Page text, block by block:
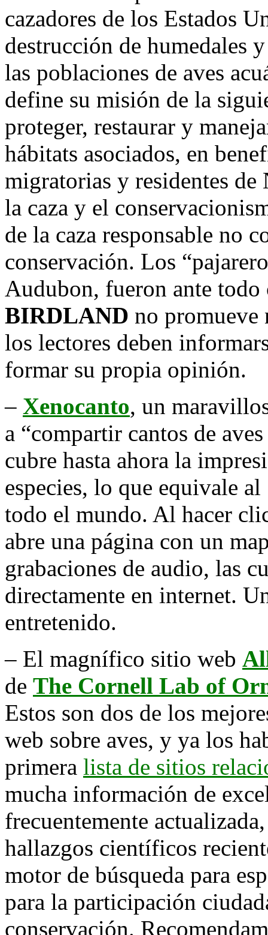
cazadores de los Estados
destrucción de humedales
las poblaciones de aves
define su misión de la
proteger, restaurar y
hábitats asociados, en
migratorias y residentes
la caza y el
de la caza responsable no
conservación. Los
Audubon, fueron ante todo
BIRDLAND no promueve
los lectores deben
formar su propia opinión.
– Xenocanto, un
a “compartir cantos de
cubre hasta ahora la
especies, lo que equivale
todo el mundo. Al hacer
abre una página con un
grabaciones de audio, las
directamente en internet.
entretenido.
– El magnífico sitio web
de The Cornell Lab of
Estos son dos de los
web sobre aves, y ya los
primera lista de sitios
mucha información de
frecuentemente
hallazgos científicos
motor de búsqueda para
para la participación
conservación.